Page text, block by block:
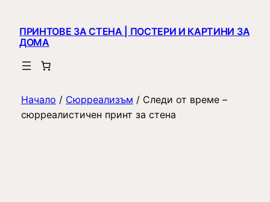
ПРИНТОВЕ ЗА СТЕНА | ПОСТЕРИ И КАРТИНИ ЗА
ДОМА
Начало / Сюрреализъм / Следи от време –
сюрреалистичен принт за стена